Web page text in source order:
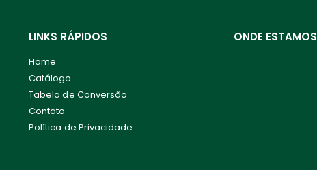
LINKS RÁPIDOS
Home
Catálogo
Tabela de Conversão
Contato
Política de Privacidade
ONDE ESTAMOS